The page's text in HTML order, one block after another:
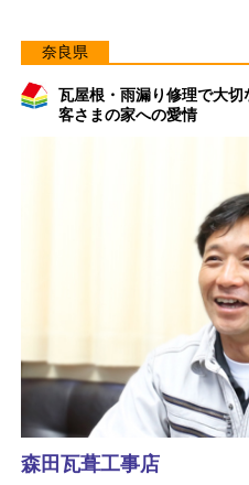
奈良県
瓦屋根・雨漏り修理で大
客さまの家への愛情
森田瓦葺工事店